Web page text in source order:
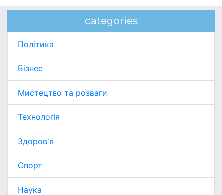
categories
Політика
Бізнес
Мистецтво та розваги
Технологія
Здоров'я
Спорт
Наука